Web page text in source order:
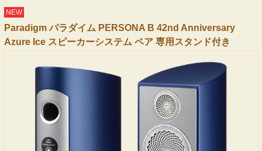
NEW
Paradigm パラダイム PERSONA B 42nd Anniversary
Azure Ice スピーカーシステム ペア 専用スタンド付き